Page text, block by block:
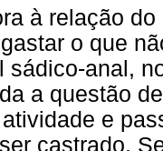
à relação
o que
sádico-anal,
a questão
e
castrado.